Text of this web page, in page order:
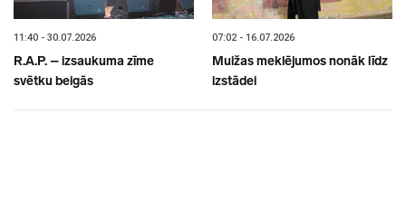
11:40 - 30.07.2026
R.A.P. – izsaukuma zīme
svētku beigās
07:02 - 16.07.2026
Muižas meklējumos nonāk līdz
izstādei